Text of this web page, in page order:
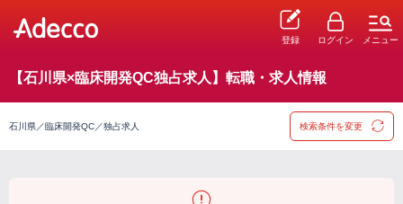
登録 ログイン メニュー
【石川県×臨床開発QC独占求人】転職・求人情報
石川県／臨床開発QC／独占求人 検索条件を変更